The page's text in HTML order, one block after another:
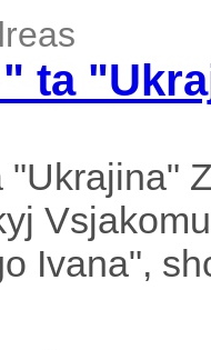
ta
"Ukrajina"
Ivana",